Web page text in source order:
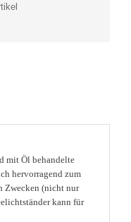
mit Öl behandelte
hervorragend zum
Zwecken (nicht nur
kann für